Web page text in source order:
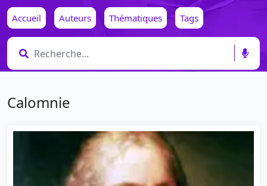
Accueil Auteurs Thématiques Tags
Calomnie